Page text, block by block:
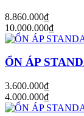
8.860.000₫
10.000.000₫
ỔN ÁP
3.600.000₫
4.000.000₫